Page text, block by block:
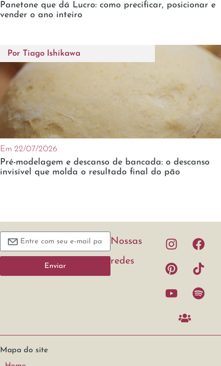
Panetone que dá Lucro: como precificar, posicionar e
vender o ano inteiro
Por Tiago Ishikawa
Em 22/07/2026
Pré-modelagem e descanso de bancada: o descanso
invisível que molda o resultado final do pão
Enviar
Nossas
redes
Mapa do site